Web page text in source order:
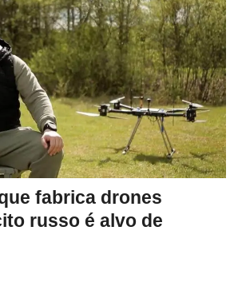
fabrica drones
russo é alvo de